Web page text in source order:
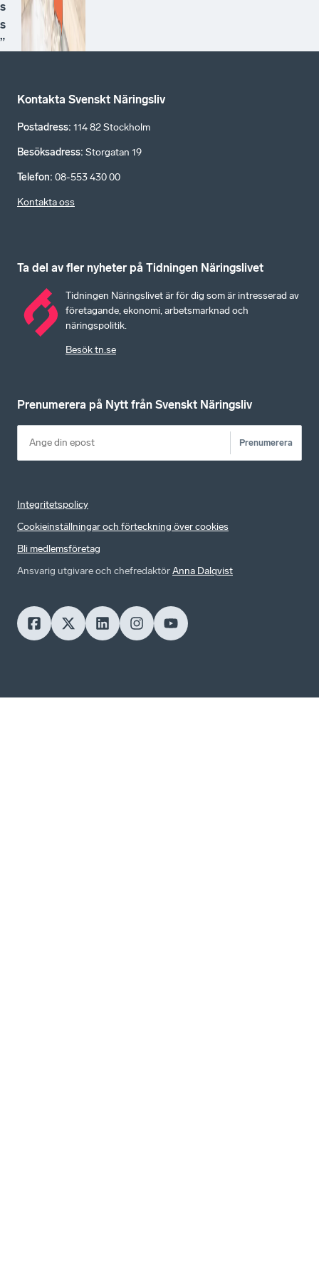
s
s
”
Kontakta Svenskt Näringsliv
Postadress: 114 82 Stockholm
Besöksadress: Storgatan 19
Telefon: 08-553 430 00
Kontakta oss
Ta del av fler nyheter på Tidningen Näringslivet
Tidningen Näringslivet är för dig som är intresserad av
företagande, ekonomi, arbetsmarknad och
näringspolitik.
Besök tn.se
Prenumerera på Nytt från Svenskt Näringsliv
Prenumerera
Integritetspolicy
Cookieinställningar och förteckning över cookies
Bli medlemsföretag
Ansvarig utgivare och chefredaktörAnna Dalqvist